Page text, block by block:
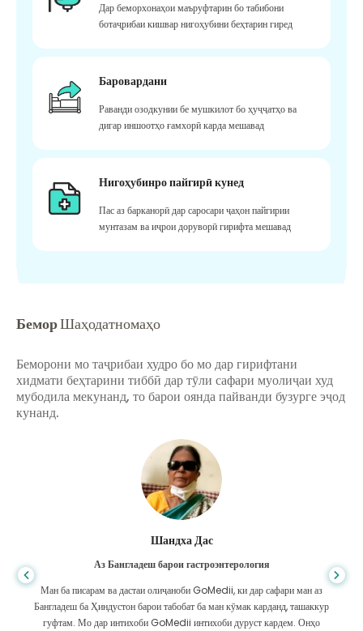
Дар беморхонаҳои маъруфтарин бо табибони
ботаҷрибаи кишвар нигоҳубини беҳтарин гиред
Баровардани
Раванди озодкунии бе мушкилот бо ҳуҷҷатҳо ва
дигар иншоотҳо ғамхорӣ карда мешавад
Нигоҳубинро пайгирӣ кунед
Пас аз барканорӣ дар саросари ҷаҳон пайгирии
мунтазам ва иҷрои доруворӣ гирифта мешавад
БеморШаҳодатномаҳо
Беморони мо таҷрибаи худро бо мо дар гирифтани
хидмати беҳтарини тиббӣ дар тӯли сафари муолиҷаи худ
мубодила мекунанд, то барои оянда пайванди бузурге эҷод
кунанд.
Шандха Дас
Аз Бангладеш барои гастроэнтерология
Ман ба писарам ва дастаи олиҷаноби GoMedii, ки дар сафари ман аз
Бангладеш ба Ҳиндустон барои табобат ба ман кӯмак карданд, ташаккур
гуфтам. Мо дар интихоби GoMedii интихоби дуруст кардем. Онҳо